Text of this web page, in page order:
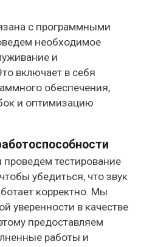
с программными
необходимое
и
включает в себя
обеспечения,
и оптимизацию
тестирование
убедиться, что звук
корректно. Мы
уверенности в качестве
предоставляем
работы и